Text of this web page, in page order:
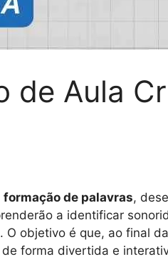
de Aula
formação de palavras,
a identificar
objetivo é que, ao final
forma divertida e